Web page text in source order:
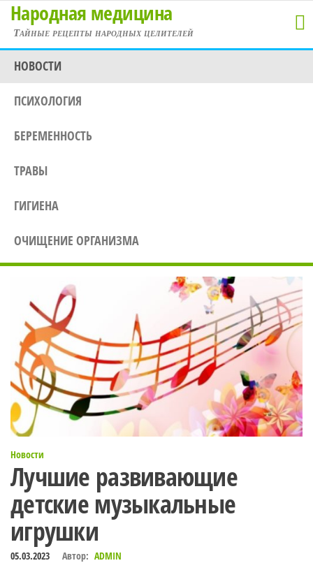
Перейти
содержимому
Народная медицина
Тайные рецепты народных целителей
НОВОСТИ
ПСИХОЛОГИЯ
БЕРЕМЕННОСТЬ
ТРАВЫ
ГИГИЕНА
ОЧИЩЕНИЕ ОРГАНИЗМА
Новости
Лучшие развивающие
детские музыкальные
игрушки
05.03.2023 Автор: ADMIN